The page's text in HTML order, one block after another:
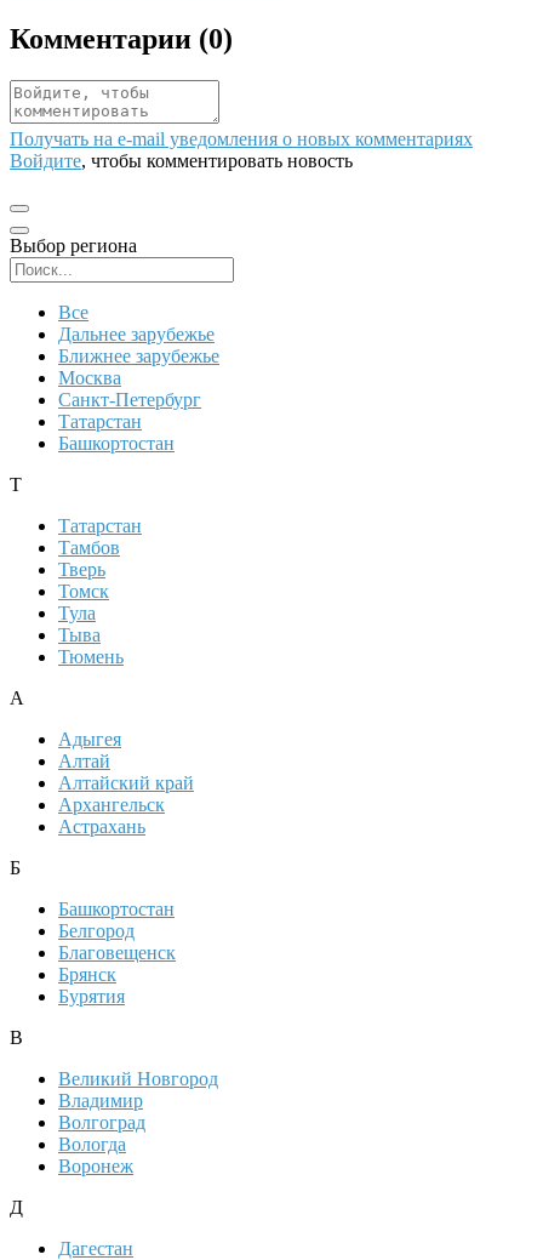
Комментарии (0)
Получать на e‑mail уведомления о новых комментариях
Войдите, чтобы комментировать новость
Выбор региона
Все
Дальнее зарубежье
Ближнее зарубежье
Москва
Санкт-Петербург
Татарстан
Башкортостан
Т
Татарстан
Тамбов
Тверь
Томск
Тула
Тыва
Тюмень
А
Адыгея
Алтай
Алтайский край
Архангельск
Астрахань
Б
Башкортостан
Белгород
Благовещенск
Брянск
Бурятия
В
Великий Новгород
Владимир
Волгоград
Вологда
Воронеж
Д
Дагестан